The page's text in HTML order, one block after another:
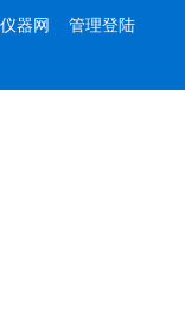
仪器网
管理登陆